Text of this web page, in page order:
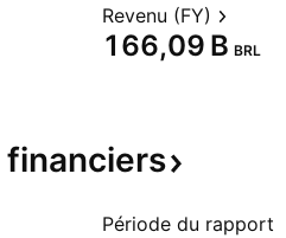
Revenu (FY)
‪166,09 B‬ BRL
financiers
Période du rapport